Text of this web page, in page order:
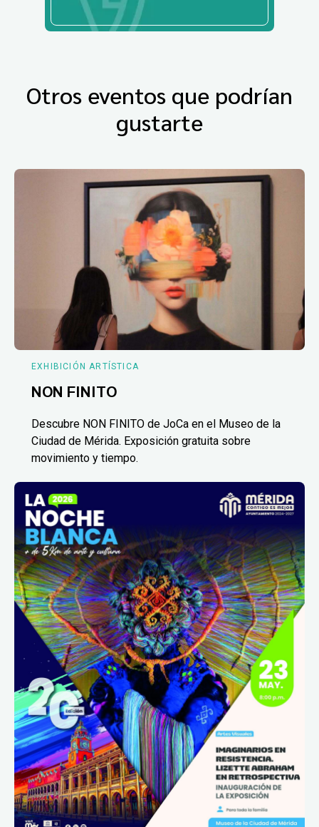
Otros eventos que podrían
gustarte
EXHIBICIÓN ARTÍSTICA
NON FINITO
Descubre NON FINITO de JoCa en el Museo de la
Ciudad de Mérida. Exposición gratuita sobre
movimiento y tiempo.